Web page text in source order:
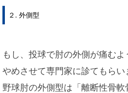
２. 外側型
もし、投球で肘の外側が痛む
やめさせて専門家に診てもらい
野球肘の外側型は「離断性骨